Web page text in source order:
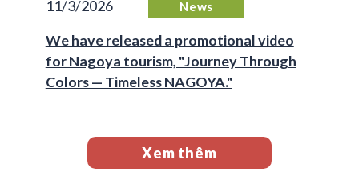
11/3/2026 News
We have released a promotional video
for Nagoya tourism, "Journey Through
Colors — Timeless NAGOYA."
Xem thêm